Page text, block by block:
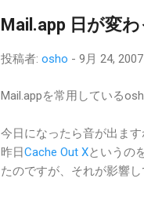
Mail.app 日が変
投稿者: osho - 9月 24, 2007
Mail.appを常用している
今日になったら音が出ます
昨日Cache Out Xというの
たのですが、それが影響し